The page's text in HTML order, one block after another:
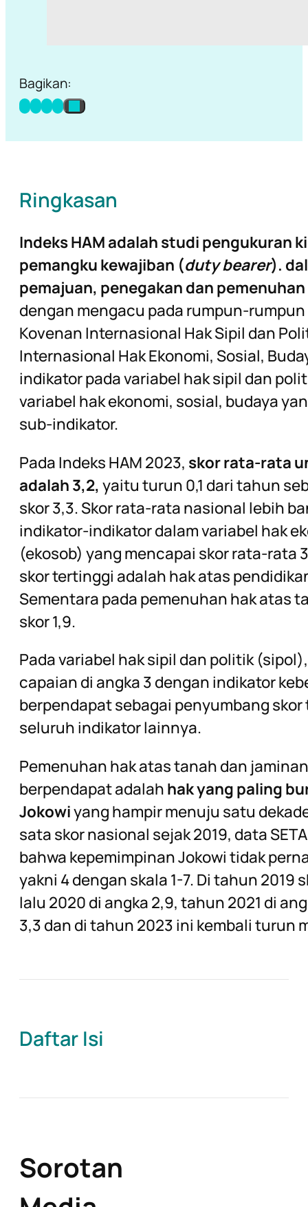
Bagikan:
Ringkasan
Indeks HAM adalah studi pengukuran
pemangku kewajiban (duty bearer).
pemajuan, penegakan dan
dengan mengacu pada rumpun-
Kovenan Internasional Hak Sipil dan
Internasional Hak Ekonomi, Sosial,
indikator pada variabel hak sipil dan
variabel hak ekonomi, sosial, budaya
sub-indikator.
Pada Indeks HAM 2023, skor rata-rata
adalah 3,2,yaitu turun 0,1 dari tahun
skor 3,3. Skor rata-rata nasional lebih
indikator-indikator dalam variabel hak
(ekosob) yang mencapai skor rata-rata
skor tertinggi adalah hak atas
Sementara pada pemenuhan hak atas
skor 1,9.
Pada variabel hak sipil dan politik
capaian di angka 3 dengan indikator
berpendapat sebagai penyumbang
seluruh indikator lainnya.
Pemenuhan hak atas tanah dan
berpendapat adalahhak yang paling
Jokowiyang hampir menuju satu
sata skor nasional sejak 2019, data
bahwa kepemimpinan Jokowi tidak
yakni 4 dengan skala 1-7. Di tahun 2019
lalu 2020 di angka 2,9, tahun 2021 di
3,3 dan di tahun 2023 ini kembali turun
Daftar Isi
Sorotan